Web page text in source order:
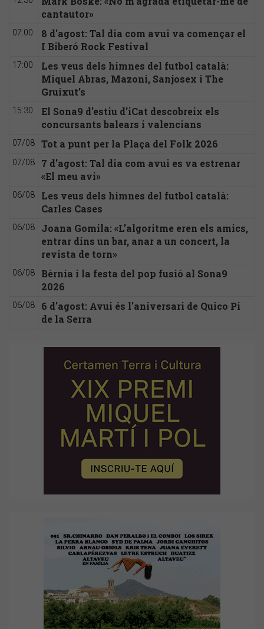
cantautor»
07:00
8 d'agost: Tal dia com avui va començar el
I Biberó Rock Festival
17:00
Les veus dels himnes del futbol català:
Miquel Abras, Mazoni, Sanjosex i The
Gruixut’s
15:30
El Sona9 d'estiu d'iCat descobreix els
concursants balears i valencians
07/08 Tot a punt per la Plaça del Folk 2026
07/08
7 d'agost: Tal dia com avui es va estrenar
«El meu avi»
06/08
Les veus dels himnes del futbol català:
Carles Cases
06/08
Joana Gomila: «L’algoritme eren els amics,
entrar dins un bar, anar a un concert, la
revista de torn»
06/08
Bèrnia i la festa del pop fusió al Sona9
2026
06/08
6 d'agost: Avui és l'aniversari de Quico Pi
de la Serra